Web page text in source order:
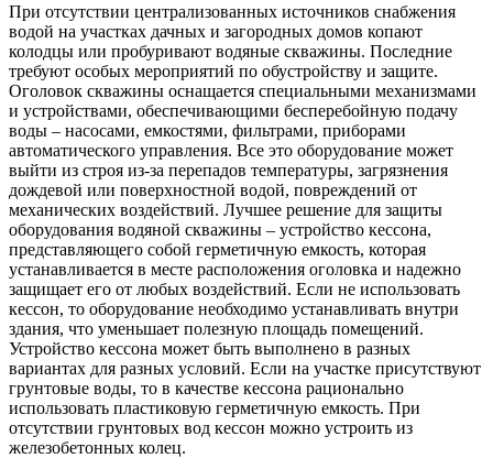
При отсутствии централизованных источников снабжения
водой на участках дачных и загородных домов копают
колодцы или пробуривают водяные скважины. Последние
требуют особых мероприятий по обустройству и защите.
Оголовок скважины оснащается специальными механизмами
и устройствами, обеспечивающими бесперебойную подачу
воды – насосами, емкостями, фильтрами, приборами
автоматического управления. Все это оборудование может
выйти из строя из-за перепадов температуры, загрязнения
дождевой или поверхностной водой, повреждений от
механических воздействий. Лучшее решение для защиты
оборудования водяной скважины – устройство кессона,
представляющего собой герметичную емкость, которая
устанавливается в месте расположения оголовка и надежно
защищает его от любых воздействий. Если не использовать
кессон, то оборудование необходимо устанавливать внутри
здания, что уменьшает полезную площадь помещений.
Устройство кессона может быть выполнено в разных
вариантах для разных условий. Если на участке присутствуют
грунтовые воды, то в качестве кессона рационально
использовать пластиковую герметичную емкость. При
отсутствии грунтовых вод кессон можно устроить из
железобетонных колец.